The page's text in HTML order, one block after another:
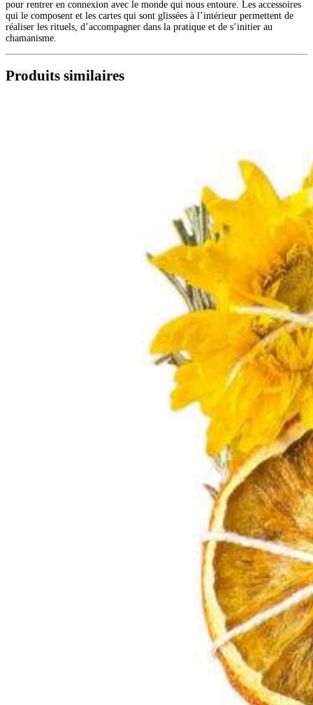
pour rentrer en connexion avec le monde qui nous entoure. Les accessoires
qui le composent et les cartes qui sont glissées à l’intérieur permettent de
réaliser les rituels, d’accompagner dans la pratique et de s’initier au
chamanisme.
Produits similaires